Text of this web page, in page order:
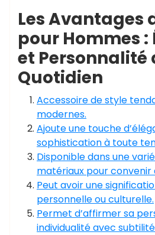
Les Avantages
pour Hommes :
et Personnalité
Quotidien
Accessoire de style
modernes.
Ajoute une touche
sophistication à toute
Disponible dans une
matériaux pour convenir
Peut avoir une
personnelle ou culturelle.
Permet d’affirmer sa
individualité avec